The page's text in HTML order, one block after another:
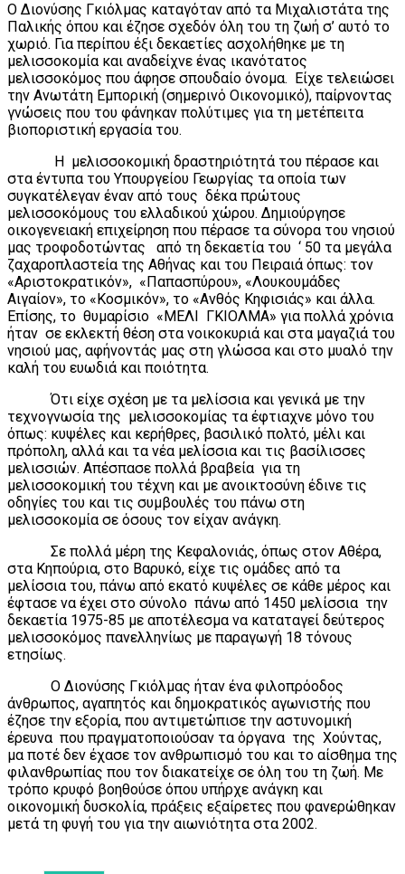
Ο Διονύσης Γκιόλμας καταγόταν από τα Μιχαλιστάτα της
Παλικής όπου και έζησε σχεδόν όλη του τη ζωή σ’ αυτό το
χωριό. Για περίπου έξι δεκαετίες ασχολήθηκε με τη
μελισσοκομία και αναδείχνε ένας ικανότατος
μελισσοκόμος που άφησε σπουδαίο όνομα. Είχε τελειώσει
την Ανωτάτη Εμπορική (σημερινό Οικονομικό), παίρνοντας
γνώσεις που του φάνηκαν πολύτιμες για τη μετέπειτα
βιοποριστική εργασία του.
Η μελισσοκομική δραστηριότητά του πέρασε και
στα έντυπα του Υπουργείου Γεωργίας τα οποία των
συγκατέλεγαν έναν από τους δέκα πρώτους
μελισσοκόμους του ελλαδικού χώρου. Δημιούργησε
οικογενειακή επιχείρηση που πέρασε τα σύνορα του νησιού
μας τροφοδοτώντας από τη δεκαετία του ‘ 50 τα μεγάλα
ζαχαροπλαστεία της Αθήνας και του Πειραιά όπως: τον
«Αριστοκρατικόν», «Παπασπύρου», «Λουκουμάδες
Αιγαίον», το «Κοσμικόν», το «Ανθός Κηφισιάς» και άλλα.
Επίσης, το θυμαρίσιο «ΜΕΛΙ ΓΚΙΟΛΜΑ» για πολλά χρόνια
ήταν σε εκλεκτή θέση στα νοικοκυριά και στα μαγαζιά του
νησιού μας, αφήνοντάς μας στη γλώσσα και στο μυαλό την
καλή του ευωδιά και ποιότητα.
Ότι είχε σχέση με τα μελίσσια και γενικά με την
τεχνογνωσία της μελισσοκομίας τα έφτιαχνε μόνο του
όπως: κυψέλες και κερήθρες, βασιλικό πολτό, μέλι και
πρόπολη, αλλά και τα νέα μελίσσια και τις βασίλισσες
μελισσιών. Απέσπασε πολλά βραβεία για τη
μελισσοκομική του τέχνη και με ανοικτοσύνη έδινε τις
οδηγίες του και τις συμβουλές του πάνω στη
μελισσοκομία σε όσους τον είχαν ανάγκη.
Σε πολλά μέρη της Κεφαλονιάς, όπως στον Αθέρα,
στα Κηπούρια, στο Βαρυκό, είχε τις ομάδες από τα
μελίσσια του, πάνω από εκατό κυψέλες σε κάθε μέρος και
έφτασε να έχει στο σύνολο πάνω από 1450 μελίσσια την
δεκαετία 1975-85 με αποτέλεσμα να καταταγεί δεύτερος
μελισσοκόμος πανελληνίως με παραγωγή 18 τόνους
ετησίως.
Ο Διονύσης Γκιόλμας ήταν ένα φιλοπρόοδος
άνθρωπος, αγαπητός και δημοκρατικός αγωνιστής που
έζησε την εξορία, που αντιμετώπισε την αστυνομική
έρευνα που πραγματοποιούσαν τα όργανα της Χούντας,
μα ποτέ δεν έχασε τον ανθρωπισμό του και το αίσθημα της
φιλανθρωπίας που τον διακατείχε σε όλη του τη ζωή. Με
τρόπο κρυφό βοηθούσε όπου υπήρχε ανάγκη και
οικονομική δυσκολία, πράξεις εξαίρετες που φανερώθηκαν
μετά τη φυγή του για την αιωνιότητα στα 2002.